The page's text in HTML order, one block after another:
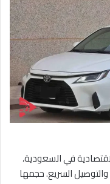
في السعودية،
والتوصيل السريع. حجمها